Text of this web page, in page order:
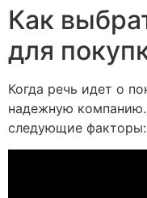
Как
для
Когда речь идет о
надежную
следующие факторы: